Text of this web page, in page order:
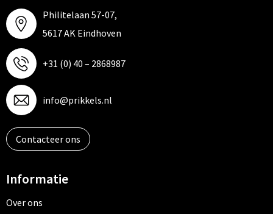
Philitelaan 57-07,
5617 AK Eindhoven
+31 (0) 40 – 2868987
info@prikkels.nl
Contacteer ons
Informatie
Over ons